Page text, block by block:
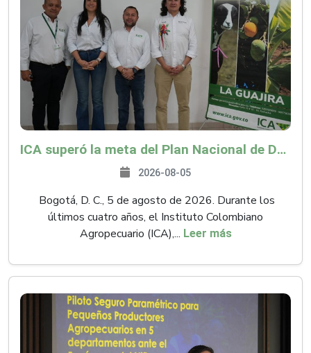
ICA superó la meta del Plan Nacional de Desarrollo y abrió 61 mercados internacionales
2026-08-05
Bogotá, D. C., 5 de agosto de 2026. Durante los
últimos cuatro años, el Instituto Colombiano
Agropecuario (ICA),... Leer más